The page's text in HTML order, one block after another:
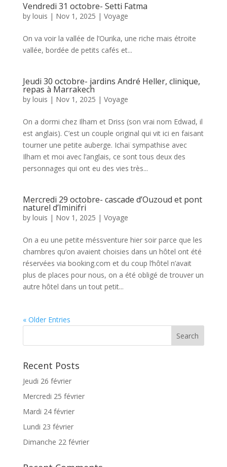
Vendredi 31 octobre- Setti Fatma
by louis | Nov 1, 2025 | Voyage
On va voir la vallée de l’Ourika, une riche mais étroite
vallée, bordée de petits cafés et...
Jeudi 30 octobre- jardins André Heller, clinique,
repas à Marrakech
by louis | Nov 1, 2025 | Voyage
On a dormi chez Ilham et Driss (son vrai nom Edwad, il
est anglais). C’est un couple original qui vit ici en faisant
tourner une petite auberge. Ichaï sympathise avec
Ilham et moi avec l’anglais, ce sont tous deux des
personnages qui ont eu des vies très...
Mercredi 29 octobre- cascade d’Ouzoud et pont
naturel d’Iminifri
by louis | Nov 1, 2025 | Voyage
On a eu une petite méssventure hier soir parce que les
chambres qu’on avaient choisies dans un hôtel ont été
réservées via booking.com et du coup l’hôtel n’avait
plus de places pour nous, on a été obligé de trouver un
autre hôtel dans un tout petit...
« Older Entries
Recent Posts
Jeudi 26 février
Mercredi 25 février
Mardi 24 février
Lundi 23 février
Dimanche 22 février